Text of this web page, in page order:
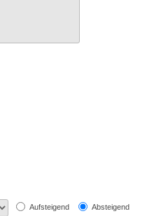
Aufsteigend Absteigend